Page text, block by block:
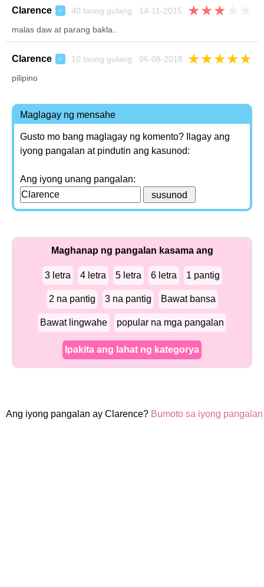
Clarence ♂ 40 taong gulang 14-11-2015 ★★★
malas daw at parang bakla..
Clarence ♂ 10 taong gulang 06-08-2018 ★★★★★
pilipino
Maglagay ng mensahe
Gusto mo bang maglagay ng komento? Ilagay ang
iyong pangalan at pindutin ang kasunod:
Ang iyong unang pangalan:
Maghanap ng pangalan kasama ang
3 letra 4 letra 5 letra 6 letra 1 pantig
2 na pantig 3 na pantig Bawat bansa
Bawat lingwahe popular na mga pangalan
Ipakita ang lahat ng kategorya
Ang iyong pangalan ay Clarence? Bumoto sa iyong pangalan